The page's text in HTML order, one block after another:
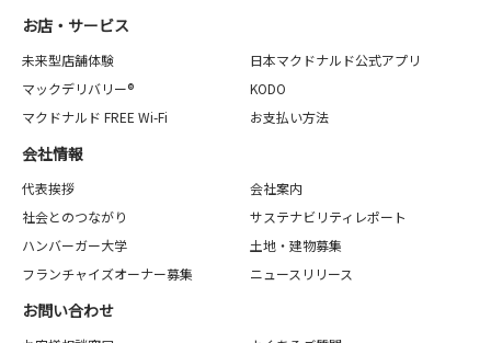
お店・サービス
未来型店舗体験
日本マクドナルド公式アプリ
マックデリバリー®
KODO
マクドナルド FREE Wi-Fi
お支払い方法
会社情報
代表挨拶
会社案内
社会とのつながり
サステナビリティレポート
ハンバーガー大学
土地・建物募集
フランチャイズオーナー募集
ニュースリリース
お問い合わせ